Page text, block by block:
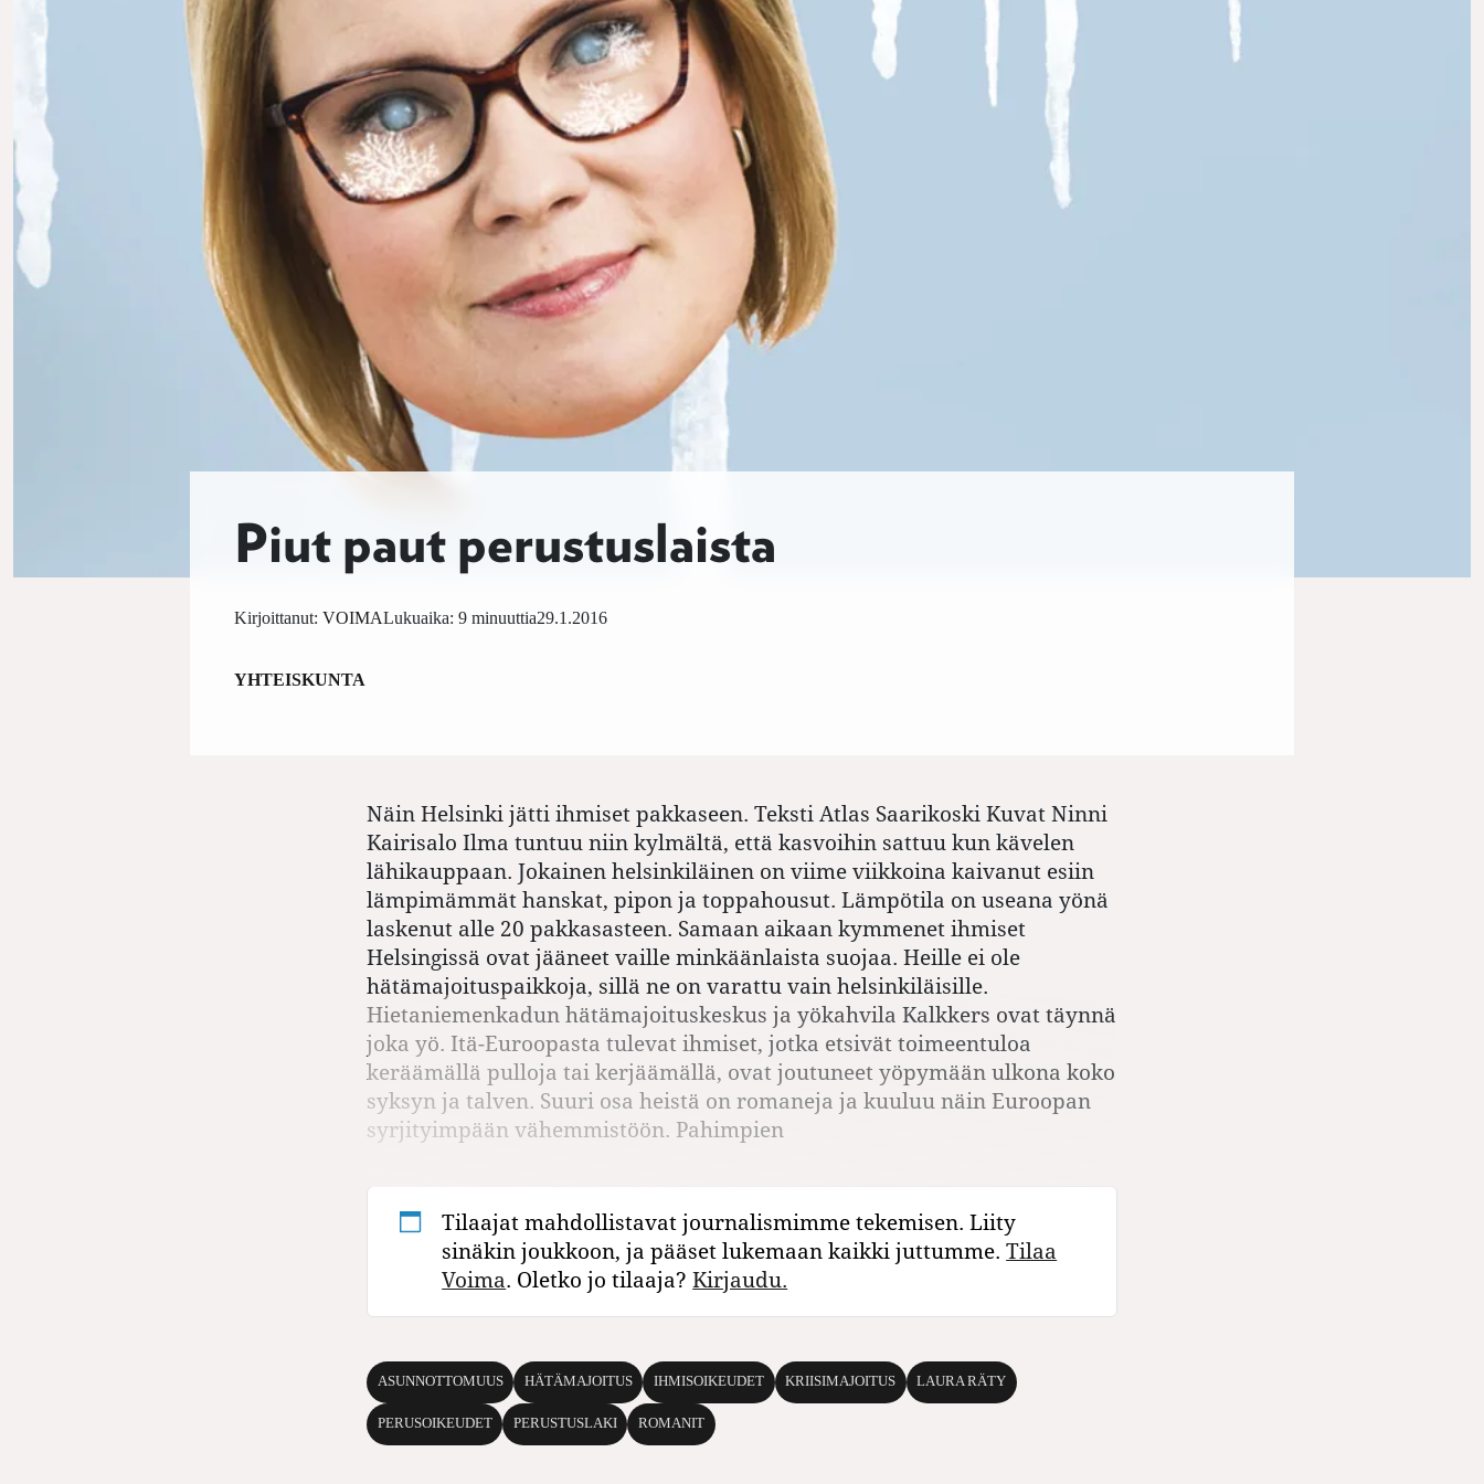
Piut paut perustuslaista
29.1.2016
Kirjoittanut: VOIMALukuaika: 9 minuuttia
YHTEISKUNTA
Näin Helsinki jätti ihmiset pakkaseen. Teksti Atlas Saarikoski Kuvat Ninni
Kairisalo Ilma tuntuu niin kylmältä, että kasvoihin sattuu kun kävelen
lähikauppaan. Jokainen helsinkiläinen on viime viikkoina kaivanut esiin
lämpimämmät hanskat, pipon ja toppahousut. Lämpötila on useana yönä
laskenut alle 20 pakkasasteen. Samaan aikaan kymmenet ihmiset
Helsingissä ovat jääneet vaille minkäänlaista suojaa. Heille ei ole
hätämajoituspaikkoja, sillä ne on varattu vain helsinkiläisille.
Hietaniemenkadun hätämajoituskeskus ja yökahvila Kalkkers ovat täynnä
joka yö. Itä-Euroopasta tulevat ihmiset, jotka etsivät toimeentuloa
keräämällä pulloja tai kerjäämällä, ovat joutuneet yöpymään ulkona koko
syksyn ja talven. Suuri osa heistä on romaneja ja kuuluu näin Euroopan
syrjityimpään vähemmistöön. Pahimpien
Tilaajat mahdollistavat journalismimme tekemisen. Liity
sinäkin joukkoon, ja pääset lukemaan kaikki juttumme.Tilaa
Voima. Oletko jo tilaaja?Kirjaudu.
ASUNNOTTOMUUS HÄTÄMAJOITUS IHMISOIKEUDET KRIISIMAJOITUS LAURA RÄTY
PERUSOIKEUDET PERUSTUSLAKI ROMANIT